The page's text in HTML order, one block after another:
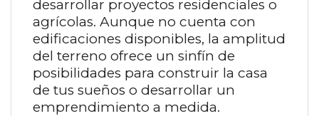
desarrollar proyectos residenciales o
agrícolas. Aunque no cuenta con
edificaciones disponibles, la amplitud
del terreno ofrece un sinfín de
posibilidades para construir la casa
de tus sueños o desarrollar un
emprendimiento a medida.